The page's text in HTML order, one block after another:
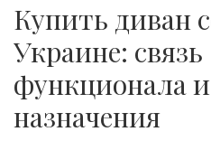
Купить диван
Украине: связь
функционала
назначения